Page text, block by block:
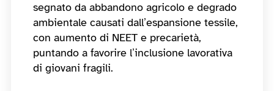
segnato da abbandono agricolo e degrado
ambientale causati dall’espansione tessile,
con aumento di NEET e precarietà,
puntando a favorire l’inclusione lavorativa
di giovani fragili.